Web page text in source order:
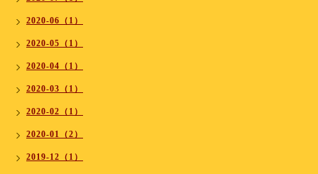
2020-06（1）
2020-05（1）
2020-04（1）
2020-03（1）
2020-02（1）
2020-01（2）
2019-12（1）